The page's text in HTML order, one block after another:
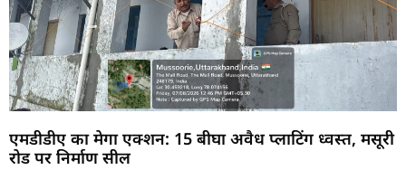
एमडीडीए का मेगा एक्शन: 15 बीघा अवैध प्लाटिंग ध्वस्त, मसूरी
रोड पर निर्माण सील